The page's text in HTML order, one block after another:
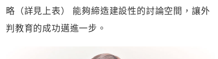
略（詳見上表） 能夠締造建設性的討論空間，讓外
判教育的成功邁進一步。